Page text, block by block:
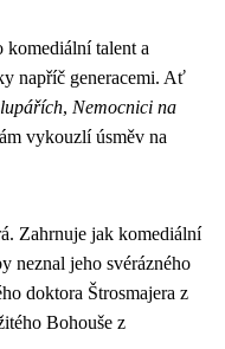
komediální talent a
napříč generacemi. Ať
, Nemocnici na
vykouzlí úsměv na
Zahrnuje jak komediální
neznal jeho svérázného
doktora Štrosmajera z
Bohouše z